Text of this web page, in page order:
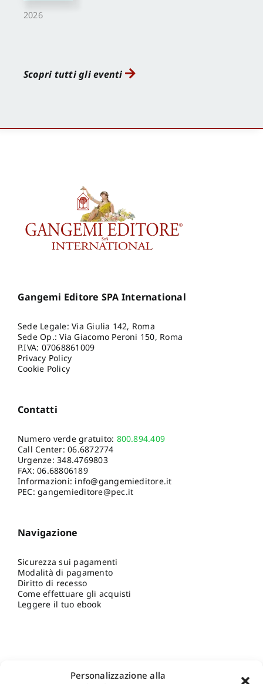
Personalizzazione alla
2026
Scopri tutti gli eventi
Gangemi Editore SPA International
Sede Legale: Via Giulia 142, Roma
Sede Op.: Via Giacomo Peroni 150, Roma
P.IVA: 07068861009
Privacy Policy
Cookie Policy
Contatti
Numero verde gratuito: 800.894.409
Call Center:06.6872774
Urgenze:348.4769803
FAX: 06.68806189
Informazioni: info@gangemieditore.it
PEC: gangemieditore@pec.it
Navigazione
Sicurezza sui pagamenti
Modalità di pagamento
Diritto di recesso
Come effettuare gli acquisti
Leggere il tuo ebook